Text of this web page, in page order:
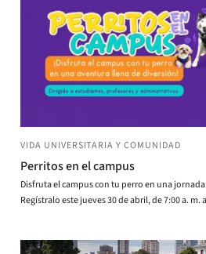
VIDA UNIVERSITARIA Y COMUNIDAD
Perritos en el campus
Disfruta el campus con tu perro en una
Regístralo este jueves 30 de abril, de 7:00 a. m.